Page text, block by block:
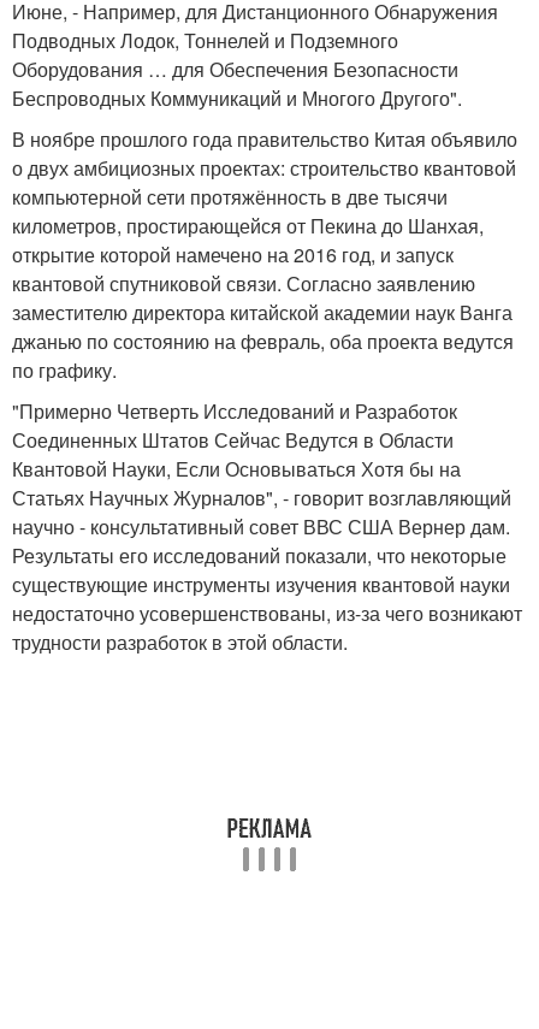
Июне, - Например, для Дистанционного Обнаружения
Подводных Лодок, Тоннелей и Подземного
Оборудования … для Обеспечения Безопасности
Беспроводных Коммуникаций и Многого Другого".
В ноябре прошлого года правительство Китая объявило
о двух амбициозных проектах: строительство квантовой
компьютерной сети протяжённость в две тысячи
километров, простирающейся от Пекина до Шанхая,
открытие которой намечено на 2016 год, и запуск
квантовой спутниковой связи. Согласно заявлению
заместителю директора китайской академии наук Ванга
джанью по состоянию на февраль, оба проекта ведутся
по графику.
"Примерно Четверть Исследований и Разработок
Соединенных Штатов Сейчас Ведутся в Области
Квантовой Науки, Если Основываться Хотя бы на
Статьях Научных Журналов", - говорит возглавляющий
научно - консультативный совет ВВС США Вернер дам.
Результаты его исследований показали, что некоторые
существующие инструменты изучения квантовой науки
недостаточно усовершенствованы, из-за чего возникают
трудности разработок в этой области.